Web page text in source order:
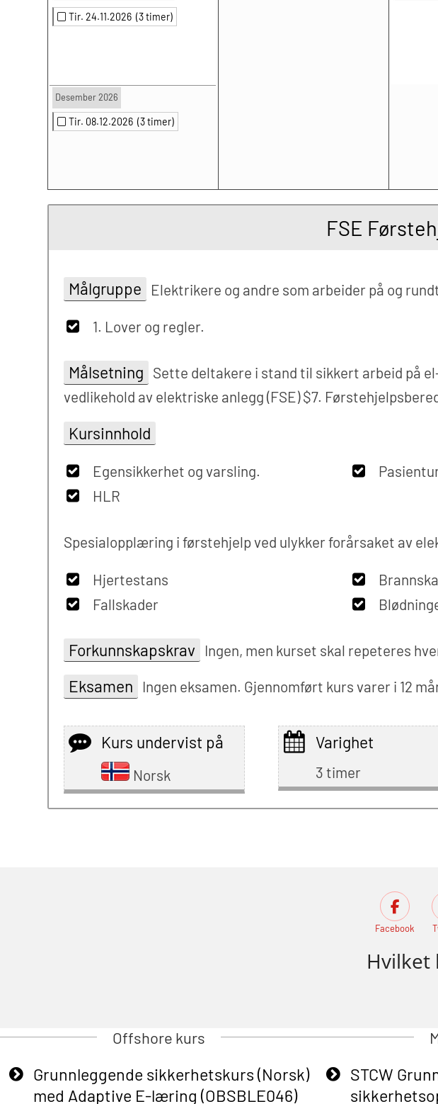
Tir. 24.11.2026 (3 timer)
Desember 2026
Tir. 08.12.2026 (3 timer)
FSE
Målgruppe Elektrikere og andre som arbeider på og
1. Lover og regler.
Målsetning Sette deltakere i stand til sikkert arbeid på
vedlikehold av elektriske anlegg (FSE) $7.
Kursinnhold
Egensikkerhet og varsling.
HLR
Spesialopplæring i førstehjelp ved ulykker forårsaket av
Hjertestans
Fallskader
Forkunnskapskrav Ingen, men kurset skal repeteres
Eksamen Ingen eksamen. Gjennomført kurs varer i 12
Kurs undervist på
Norsk
Varighet
3 timer
Facebook
Hvilket
Offshore kurs
Grunnleggende sikkerhetskurs (Norsk)
med Adaptive E-læring (OBSBLE046)
STCW